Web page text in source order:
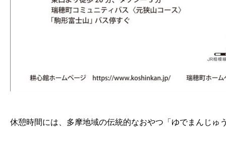
休憩時間には、多摩地域の伝統的なおやつ「ゆでまんじ